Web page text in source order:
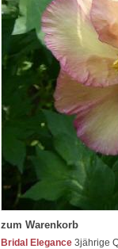
zum Warenkorb
Bridal Elegance 3jährige